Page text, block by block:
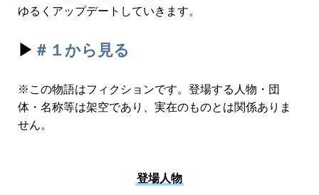
ゆるくアップデートしていきます。
▶ ＃１から見る
※この物語はフィクションです。登場する人物・団
体・名称等は架空であり、実在のものとは関係ありま
せん。
登場人物